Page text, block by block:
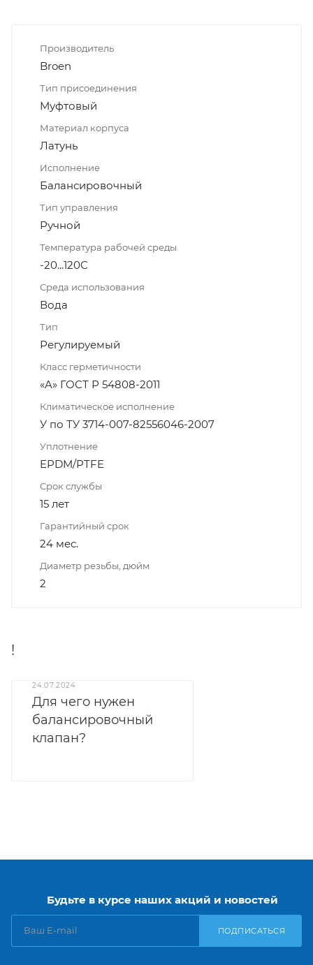
Производитель
Broen
Тип присоединения
Муфтовый
Материал корпуса
Латунь
Исполнение
Балансировочный
Тип управления
Ручной
Температура рабочей среды
-20...120C
Среда использования
Вода
Тип
Регулируемый
Класс герметичности
«A» ГОСТ Р 54808-2011
Климатическое исполнение
У по ТУ 3714-007-82556046-2007
Уплотнение
EPDM/PTFE
Срок службы
15 лет
Гарантийный срок
24 мес.
Диаметр резьбы, дюйм
2
!
24.07.2024
Для чего нужен
балансировочный
клапан?
Будьте в курсе наших акций и новостей
ПОДПИСАТЬСЯ